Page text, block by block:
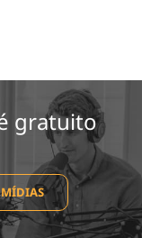
gratuito
MÍDIAS